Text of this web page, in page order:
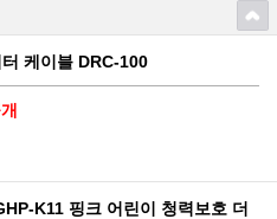
케이블 DRC-100
K11 핑크 어린이 청력보호 더